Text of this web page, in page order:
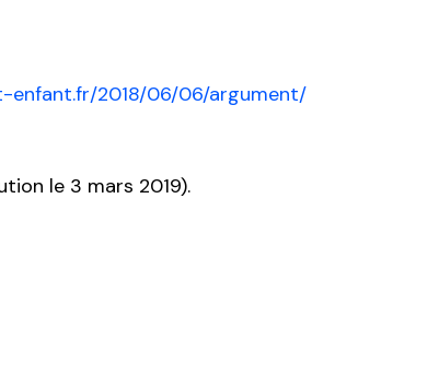
enfant​.fr/​2​0​1​8​/​0​6​/​0​6​/​a​r​g​u​m​e​nt/
le 3 mars 2019).